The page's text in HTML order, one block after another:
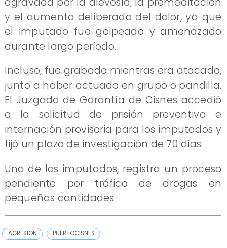
y el aumento deliberado del dolor, ya que
el imputado fue golpeado y amenazado
durante largo período.
Incluso, fue grabado mientras era atacado,
junto a haber actuado en grupo o pandilla.
El Juzgado de Garantía de Cisnes accedió
a la solicitud de prisión preventiva e
internación provisoria para los imputados y
fijó un plazo de investigación de 70 días.
Uno de los imputados, registra un proceso
pendiente por tráfico de drogas en
pequeñas cantidades.
AGRESIÓN PUERTOCISNES